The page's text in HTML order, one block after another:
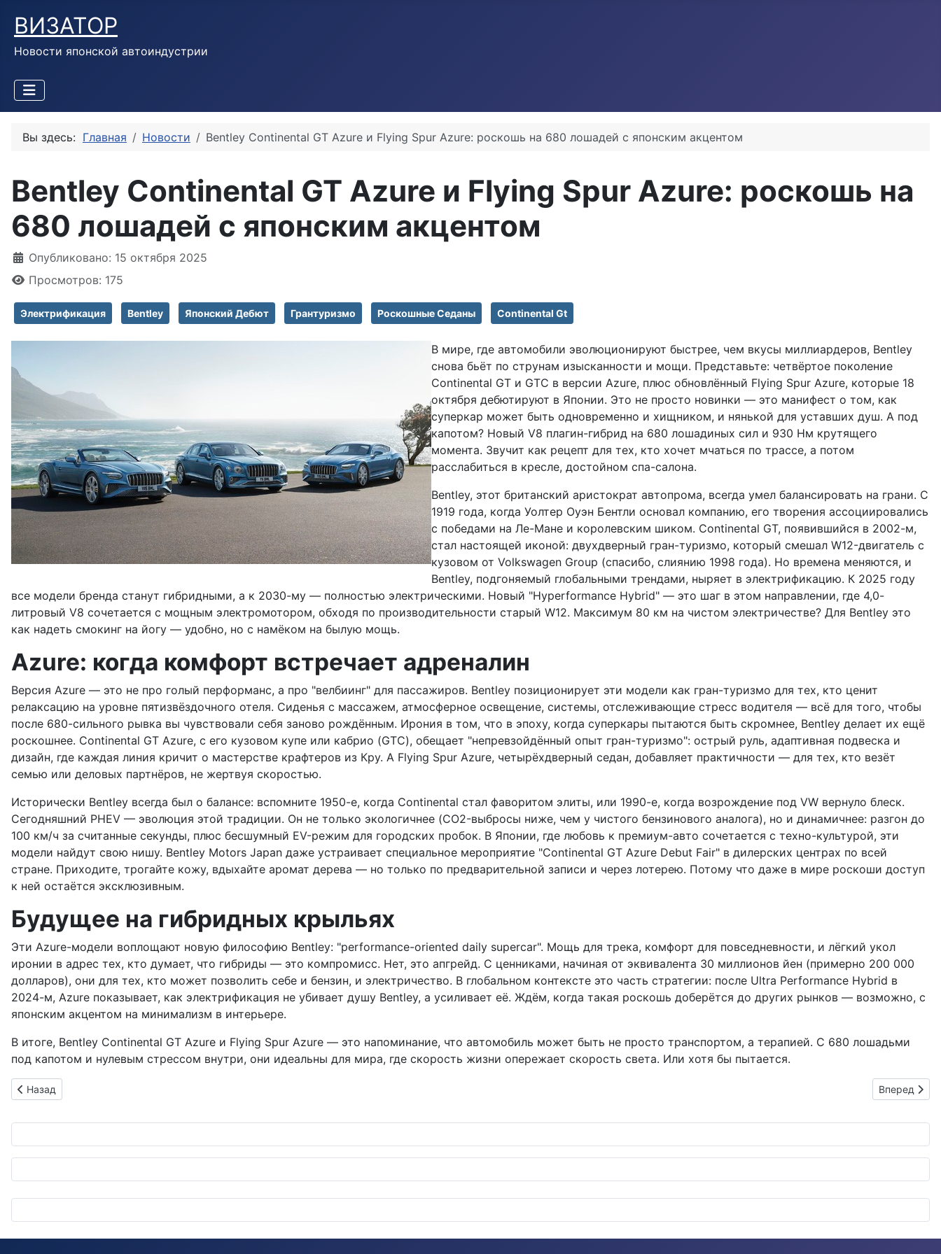
ВИЗАТОР
Новости японской автоиндустрии
Вы здесь: Главная Новости Bentley Continental GT Azure и Flying Spur Azure: роскошь на 680 лошадей с японским акцентом
Bentley Continental GT Azure и Flying Spur Azure: роскошь на
680 лошадей с японским акцентом
Информация о материале
Опубликовано: 15 октября 2025
Просмотров: 175
Электрификация Bentley Японский Дебют Грантуризмо Роскошные Седаны Continental Gt
В мире, где автомобили эволюционируют быстрее, чем вкусы миллиардеров, Bentley
снова бьёт по струнам изысканности и мощи. Представьте: четвёртое поколение
Continental GT и GTC в версии Azure, плюс обновлённый Flying Spur Azure, которые 18
октября дебютируют в Японии. Это не просто новинки — это манифест о том, как
суперкар может быть одновременно и хищником, и нянькой для уставших душ. А под
капотом? Новый V8 плагин-гибрид на 680 лошадиных сил и 930 Нм крутящего
момента. Звучит как рецепт для тех, кто хочет мчаться по трассе, а потом
расслабиться в кресле, достойном спа-салона.
Bentley, этот британский аристократ автопрома, всегда умел балансировать на грани. С
1919 года, когда Уолтер Оуэн Бентли основал компанию, его творения ассоциировались
с победами на Ле-Мане и королевским шиком. Continental GT, появившийся в 2002-м,
стал настоящей иконой: двухдверный гран-туризмо, который смешал W12-двигатель с
кузовом от Volkswagen Group (спасибо, слиянию 1998 года). Но времена меняются, и
Bentley, подгоняемый глобальными трендами, ныряет в электрификацию. К 2025 году
все модели бренда станут гибридными, а к 2030-му — полностью электрическими. Новый "Hyperformance Hybrid" — это шаг в этом направлении, где 4,0-
литровый V8 сочетается с мощным электромотором, обходя по производительности старый W12. Максимум 80 км на чистом электричестве? Для Bentley это
как надеть смокинг на йогу — удобно, но с намёком на былую мощь.
Azure: когда комфорт встречает адреналин
Версия Azure — это не про голый перформанс, а про "велбиинг" для пассажиров. Bentley позиционирует эти модели как гран-туризмо для тех, кто ценит
релаксацию на уровне пятизвёздочного отеля. Сиденья с массажем, атмосферное освещение, системы, отслеживающие стресс водителя — всё для того, чтобы
после 680-сильного рывка вы чувствовали себя заново рождённым. Ирония в том, что в эпоху, когда суперкары пытаются быть скромнее, Bentley делает их ещё
роскошнее. Continental GT Azure, с его кузовом купе или кабрио (GTC), обещает "непревзойдённый опыт гран-туризмо": острый руль, адаптивная подвеска и
дизайн, где каждая линия кричит о мастерстве крафтеров из Кру. А Flying Spur Azure, четырёхдверный седан, добавляет практичности — для тех, кто везёт
семью или деловых партнёров, не жертвуя скоростью.
Исторически Bentley всегда был о балансе: вспомните 1950-е, когда Continental стал фаворитом элиты, или 1990-е, когда возрождение под VW вернуло блеск.
Сегодняшний PHEV — эволюция этой традиции. Он не только экологичнее (CO2-выбросы ниже, чем у чистого бензинового аналога), но и динамичнее: разгон до
100 км/ч за считанные секунды, плюс бесшумный EV-режим для городских пробок. В Японии, где любовь к премиум-авто сочетается с техно-культурой, эти
модели найдут свою нишу. Bentley Motors Japan даже устраивает специальное мероприятие "Continental GT Azure Debut Fair" в дилерских центрах по всей
стране. Приходите, трогайте кожу, вдыхайте аромат дерева — но только по предварительной записи и через лотерею. Потому что даже в мире роскоши доступ
к ней остаётся эксклюзивным.
Будущее на гибридных крыльях
Эти Azure-модели воплощают новую философию Bentley: "performance-oriented daily supercar". Мощь для трека, комфорт для повседневности, и лёгкий укол
иронии в адрес тех, кто думает, что гибриды — это компромисс. Нет, это апгрейд. С ценниками, начиная от эквивалента 30 миллионов йен (примерно 200 000
долларов), они для тех, кто может позволить себе и бензин, и электричество. В глобальном контексте это часть стратегии: после Ultra Performance Hybrid в
2024-м, Azure показывает, как электрификация не убивает душу Bentley, а усиливает её. Ждём, когда такая роскошь доберётся до других рынков — возможно, с
японским акцентом на минимализм в интерьере.
В итоге, Bentley Continental GT Azure и Flying Spur Azure — это напоминание, что автомобиль может быть не просто транспортом, а терапией. С 680 лошадьми
под капотом и нулевым стрессом внутри, они идеальны для мира, где скорость жизни опережает скорость света. Или хотя бы пытается.
Предыдущий: Joby Aviation взлетает над Калифорнией: электрическое воздушное такси показывает класс
Назад Следующий:
Вперед